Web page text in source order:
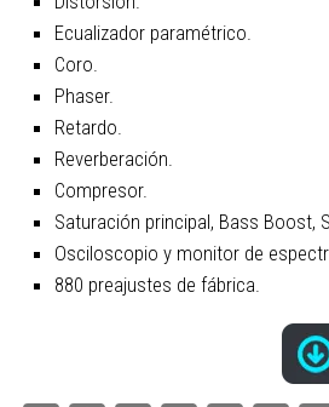
Ecualizador paramétrico.
Coro.
Phaser.
Retardo.
Reverberación.
Compresor.
Saturación principal, Bass Boost,
Osciloscopio y monitor de
880 preajustes de fábrica.